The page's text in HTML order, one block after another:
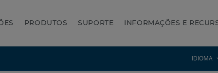
PRODUTOS SUPORTE INFORMAÇÕES E
IDIOMA